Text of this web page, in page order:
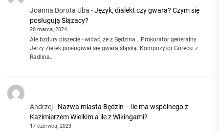
Joanna Dorota Uba -Język, dialekt czy gwara? Czym się
posługują Ślązacy?
20 marca, 2024
Ale bzdury piszecie - widać, że z Będzina… Prokurator generalny
Jerzy Ziętek posługiwał się gwarą śląską. Kompozytor Górecki z
Radlina…
Andrzej- Nazwa miasta Będzin – ile ma wspólnego z
Kazimierzem Wielkim a ile z Wikingami?
17 czerwca, 2023